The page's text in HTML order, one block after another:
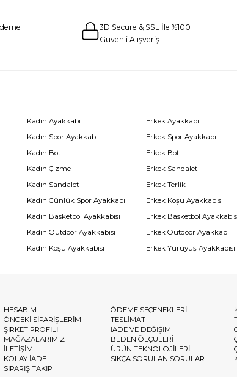
3D Secure & SSL İle %100
Güvenli Alışveriş
Kadın Ayakkabı
Kadın Spor Ayakkabı
Kadın Bot
Kadın Çizme
Kadın Sandalet
Kadın Günlük Spor Ayakkabı
Kadın Basketbol Ayakkabısı
Kadın Outdoor Ayakkabısı
Kadın Koşu Ayakkabısı
Erkek Ayakkabı
Erkek Spor Ayakkabı
Erkek Bot
Erkek Sandalet
Erkek Terlik
Erkek Koşu Ayakkabısı
Erkek Basketbol
Erkek Outdoor Ayakkabı
Erkek Yürüyüş Ayakkabısı
HESABIM
ÖNCEKİ SİPARİŞLERİM
ŞİRKET PROFİLİ
MAĞAZALARIMIZ
İLETİŞİM
KOLAY İADE
SİPARİŞ TAKİP
ÖDEME SEÇENEKLERİ
TESLİMAT
İADE VE DEĞİŞİM
BEDEN ÖLÇÜLERİ
ÜRÜN TEKNOLOJİLERİ
SIKÇA SORULAN SORULAR